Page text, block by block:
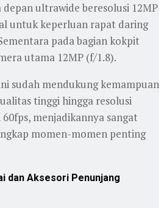
ultrawide beresolusi 12MP
untuk keperluan rapat daring
pada bagian kokpit
utama 12MP (f/1.8).
sudah mendukung kemampuan
tinggi hingga resolusi
menjadikannya sangat
momen-momen penting
dan Aksesori Penunjang